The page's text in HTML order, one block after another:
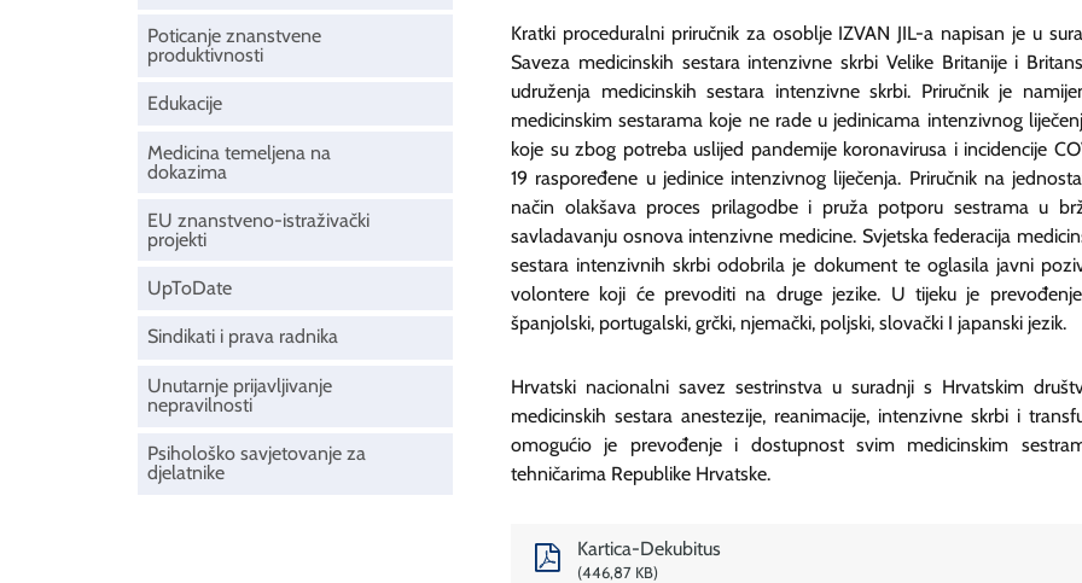
Poticanje znanstvene
produktivnosti
Edukacije
Medicina temeljena na
dokazima
EU znanstveno-istraživački
projekti
UpToDate
Sindikati i prava radnika
Unutarnje prijavljivanje
nepravilnosti
Psihološko savjetovanje za
djelatnike
Kratki proceduralni priručnik za osoblje IZVAN JIL-a napisan je u
Saveza medicinskih sestara intenzivne skrbi Velike Britanije i
udruženja medicinskih sestara intenzivne skrbi. Priručnik je
medicinskim sestarama koje ne rade u jedinicama intenzivnog
koje su zbog potreba uslijed pandemije koronavirusa i incidencije
19 raspoređene u jedinice intenzivnog liječenja. Priručnik na
način olakšava proces prilagodbe i pruža potporu sestrama u
savladavanju osnova intenzivne medicine. Svjetska federacija
sestara intenzivnih skrbi odobrila je dokument te oglasila javni
volontere koji će prevoditi na druge jezike. U tijeku je
španjolski, portugalski, grčki, njemački, poljski, slovački I japanski jezik.
Hrvatski nacionalni savez sestrinstva u suradnji s Hrvatskim
medicinskih sestara anestezije, reanimacije, intenzivne skrbi i
omogućio je prevođenje i dostupnost svim medicinskim
tehničarima Republike Hrvatske.
Kartica-Dekubitus
446,87 KB